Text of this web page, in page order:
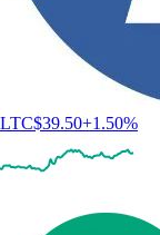
LTC$39.50+1.50%